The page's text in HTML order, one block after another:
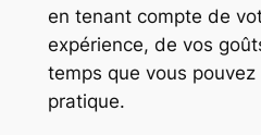
en tenant compte de
expérience, de vos
temps que vous pouvez
pratique.